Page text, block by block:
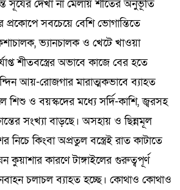
সূর্যের দেখা না মেলায় শীতের অনুভূতি
সবচেয়ে বেশি ভোগান্তিতে
ভ্যানচালক ও খেটে খাওয়া
শীতবস্ত্রের অভাবে কাজে বের হতে
আয়-রোজগার মারাত্মকভাবে ব্যাহত
শিশু ও বয়স্কদের মধ্যে সর্দি-কাশি, জ্বরসহ
সংখ্যা বাড়ছে। অসহায় ও ছিন্নমূল
নিচে কিংবা অপ্রতুল বস্ত্রেই রাত কাটাতে
কুয়াশার কারণে টাঙ্গাইলের গুরুত্বপূর্ণ
চলাচল ব্যাহত হচ্ছে। কোথাও কোথাও